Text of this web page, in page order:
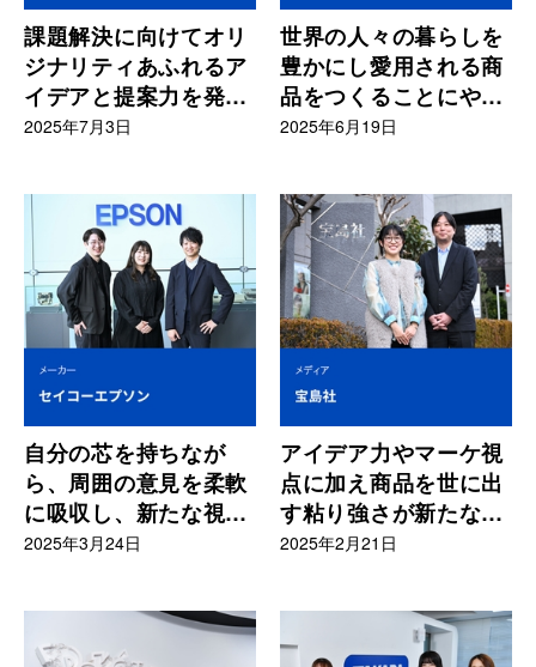
課題解決に向けてオリ
ジナリティあふれるア
イデアと提案力を発揮
してくれる存在
2025年7月3日
世界の人々の暮らしを
豊かにし愛用される商
品をつくることにやり
がいを持って挑んでい
2025年6月19日
自分の芯を持ちなが
ら、周囲の意見を柔軟
に吸収し、新たな視点
で考えられるマインド
2025年3月24日
アイデア力やマーケ視
点に加え商品を世に出
す粘り強さが新たなヒ
ットを生み出している
2025年2月21日